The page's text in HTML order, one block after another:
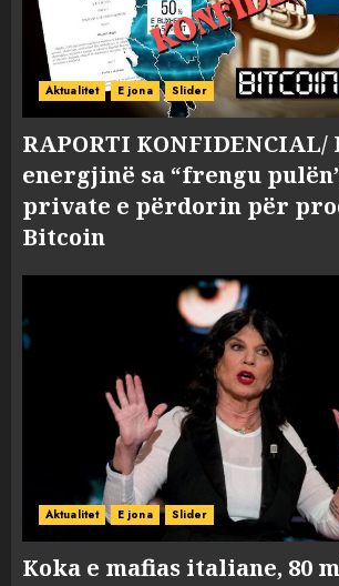
Aktualitet E jona Slider
RAPORTI KONFIDENCIAL/
energjinë sa “frengu
private e përdorin për
Bitcoin
Aktualitet E jona Slider
Koka e mafias italiane, 80